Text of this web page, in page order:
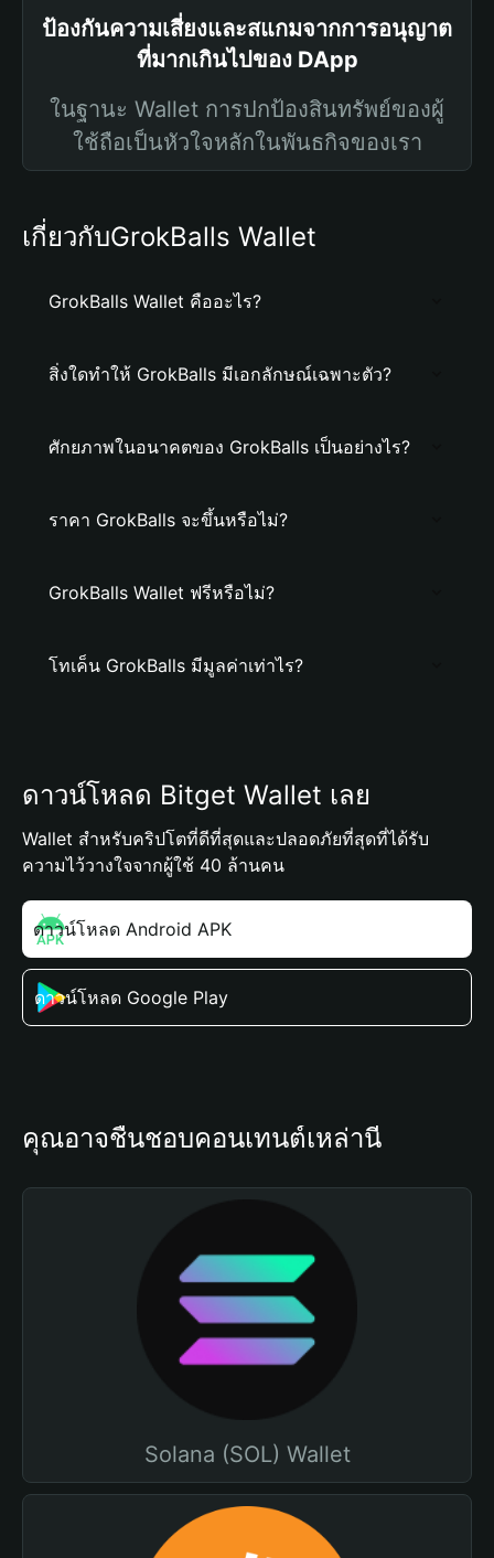
ป้องกันความเสี่ยงและสแกมจากการอนุญาต
ที่มากเกินไปของ DApp
ในฐานะ Wallet การปกป้องสินทรัพย์ของผู้
ใช้ถือเป็นหัวใจหลักในพันธกิจของเรา
เกี่ยวกับGrokBalls Wallet
GrokBalls Wallet คืออะไร?
สิ่งใดทำให้ GrokBalls มีเอกลักษณ์เฉพาะตัว?
ศักยภาพในอนาคตของ GrokBalls เป็นอย่างไร?
ราคา GrokBalls จะขึ้นหรือไม่?
GrokBalls Wallet ฟรีหรือไม่?
โทเค็น GrokBalls มีมูลค่าเท่าไร?
ดาวน์โหลด Bitget Wallet เลย
Wallet สำหรับคริปโตที่ดีที่สุดและปลอดภัยที่สุดที่ได้รับ
ความไว้วางใจจากผู้ใช้ 40 ล้านคน
ดาวน์โหลด Android APK
ดาวน์โหลด Google Play
คุณอาจชื่นชอบคอนเทนต์เหล่านี้
Solana (SOL) Wallet